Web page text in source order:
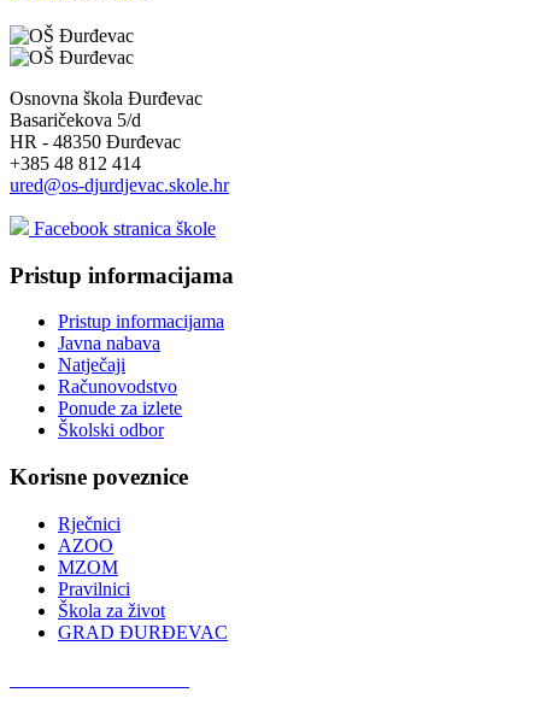
Osnovna škola Đurđevac
Basaričekova 5/d
HR - 48350 Đurđevac
+385 48 812 414
ured@os-djurdjevac.skole.hr
Facebook stranica škole
Pristup informacijama
Pristup informacijama
Javna nabava
Natječaji
Računovodstvo
Ponude za izlete
Školski odbor
Korisne poveznice
Rječnici
AZOO
MZOM
Pravilnici
Škola za život
GRAD ĐURĐEVAC